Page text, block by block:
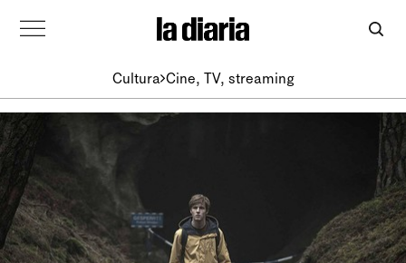
Cultura Cine, TV, streaming